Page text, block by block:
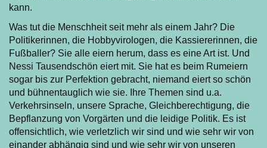
kann.
Was tut die Menschheit seit mehr als einem Jahr? Die
Politikerinnen, die Hobbyvirologen, die Kassiererinnen, die
Fußballer? Sie alle eiern herum, dass es eine Art ist. Und
Nessi Tausendschön eiert mit. Sie hat es beim Rumeiern
sogar bis zur Perfektion gebracht, niemand eiert so schön
und bühnentauglich wie sie. Ihre Themen sind u.a.
Verkehrsinseln, unsere Sprache, Gleichberechtigung, die
Bepflanzung von Vorgärten und die leidige Politik. Es ist
offensichtlich, wie verletzlich wir sind und wie sehr wir von
einander abhängig sind und wie sehr wir von unseren